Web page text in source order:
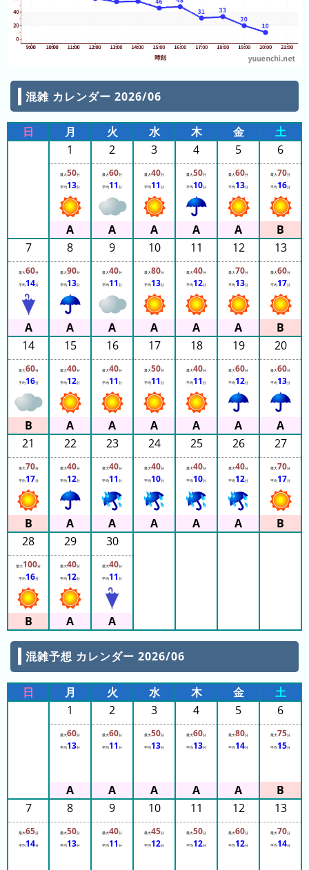
混雑 カレンダー 2026/06
日 月 火 水 木 金
土
1
最大50分
平均13分
2
最大60分
平均11 分
3
最大40分
平均11 分
4
最大50分
平均10分
5
最大60分
平均13分
6
最大70分
平均16分
7
最大60分
平均14分
8
最大90分
平均13分
9
最大40分
平均11 分
10
最大80分
平均13分
11
最大40分
平均12分
12
最大70分
平均13分
13
最大60分
平均17分
14
最大60分
平均16分
15
最大40分
平均12分
16
最大40分
平均11 分
17
最大50分
平均11 分
18
最大40分
平均11 分
19
最大60分
平均12分
20
最大60分
平均13分
21
最大70分
平均17分
22
最大40分
平均12分
23
最大40分
平均11 分
24
最大40分
平均10分
25
最大40分
平均10分
26
最大40分
平均12分
27
最大70分
平均17分
28
最大100分
平均16分
29
最大40分
平均12分
30
最大40分
平均11 分
混雑予想 カレンダー 2026/06
日 月 火 水 木 金
土
1
最大60分
平均13分
2
最大60分
平均11 分
3
最大50分
平均13分
4
最大60分
平均13分
5
最大80分
平均14分
6
最大75分
平均15分
7
最大65分
平均14分
8
最大50分
平均13分
9
最大40分
平均11 分
10
最大45分
平均12分
11
最大50分
平均12分
12
最大60分
平均12分
13
最大70分
平均14分